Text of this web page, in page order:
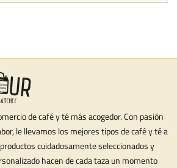
de café y té más acogedor. Con pasión
le llevamos los mejores tipos de café y té a
cuidadosamente seleccionados y
hacen de cada taza un momento